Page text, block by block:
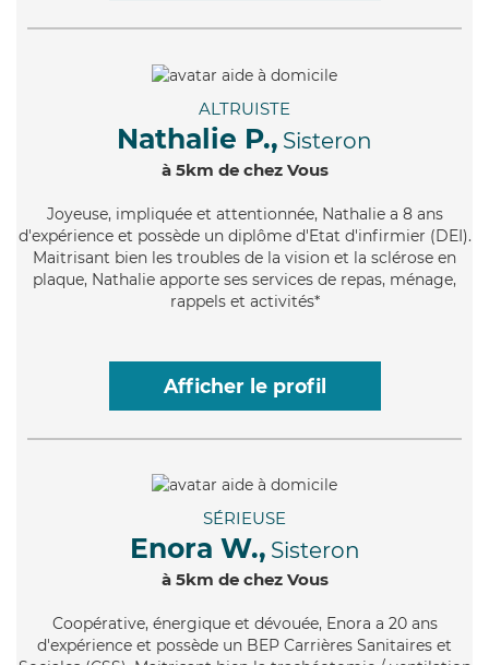
ALTRUISTE
Nathalie P., Sisteron
à 5km de chez Vous
Joyeuse, impliquée et attentionnée, Nathalie a 8 ans
d'expérience et possède un diplôme d'Etat d'infirmier (DEI).
Maitrisant bien les troubles de la vision et la sclérose en
plaque, Nathalie apporte ses services de repas, ménage,
rappels et activités*
Afficher le profil
SÉRIEUSE
Enora W., Sisteron
à 5km de chez Vous
Coopérative, énergique et dévouée, Enora a 20 ans
d'expérience et possède un BEP Carrières Sanitaires et